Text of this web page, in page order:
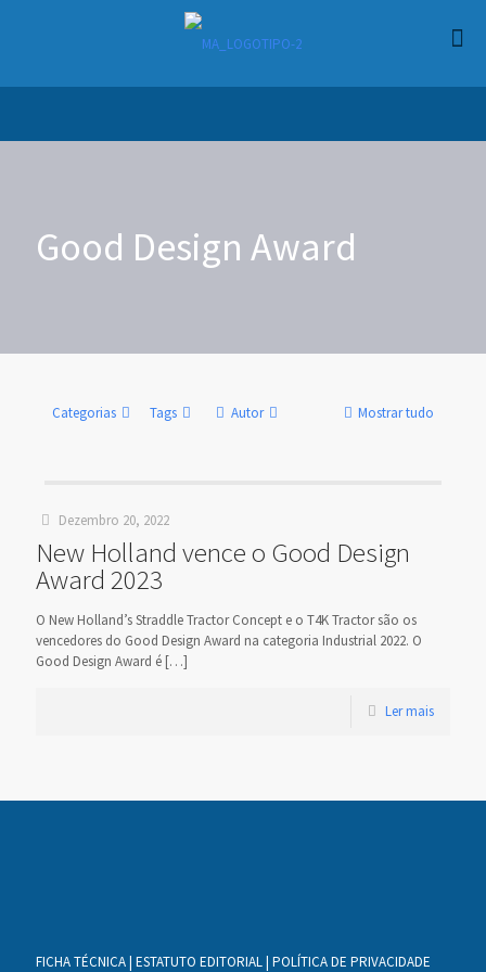
Good Design Award
Categorias Tags Autor Mostrar tudo
Dezembro 20, 2022
New Holland vence o Good Design
Award 2023
O New Holland’s Straddle Tractor Concept e o T4K Tractor são os
vencedores do Good Design Award na categoria Industrial 2022. O
Good Design Award é […]
Ler mais
FICHA TÉCNICA| ESTATUTO EDITORIAL| POLÍTICA DE PRIVACIDADE